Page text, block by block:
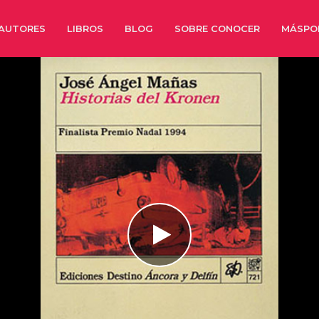
LIBROS BLOG SOBRE CONOCER